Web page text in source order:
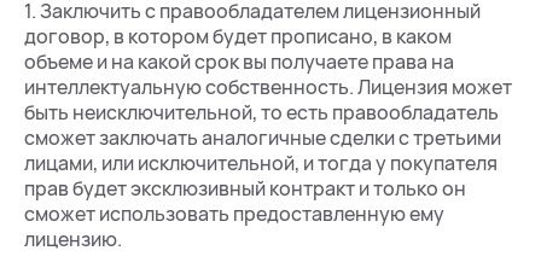
1. Заключить с правообладателем лицензионный
договор, в котором будет прописано, в каком
объеме и на какой срок вы получаете права на
интеллектуальную собственность. Лицензия может
быть неисключительной, то есть правообладатель
сможет заключать аналогичные сделки с третьими
лицами, или исключительной, и тогда у покупателя
прав будет эксклюзивный контракт и только он
сможет использовать предоставленную ему
лицензию.